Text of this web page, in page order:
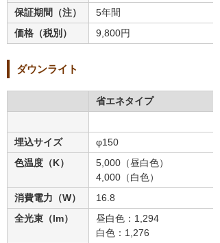
保証期間（注）
5年間
価格（税別）
9,800円
ダウンライト
省エネタイプ
埋込サイズ
φ150
色温度（K）
5,000（昼白色）
4,000（白色）
消費電力（W）
16.8
全光束（lm）
昼白色：1,294
白色：1,276